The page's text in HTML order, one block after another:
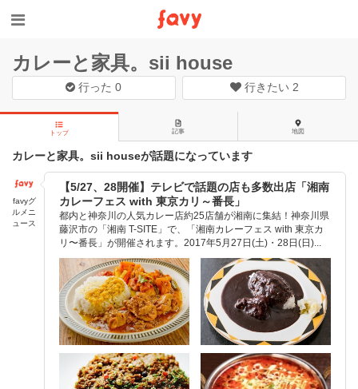
カレーと家具。sii house
行った0 行きたい 2
トップ 記事 地図
カレーと家具。sii houseが話題になっています
favyグ
ルメニ
ュース
【5/27、28開催】テレビで話題の店も多数出店「湘南
カレーフェス with 東京カリ～番長」
都内と神奈川の人気カレー店約25店舗が湘南に集結！神奈川県
藤沢市の「湘南 T-SITE」で、「湘南カレーフェス with 東京カ
リ〜番長」が開催されます。2017年5月27日(土)・28日(日)...